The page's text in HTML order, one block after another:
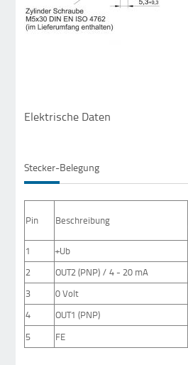
Elektrische Daten
Stecker-Belegung
Pin Beschreibung
1
+Ub
2
OUT2 (PNP) / 4 - 20 mA
3
0 Volt
4
OUT1 (PNP)
5
FE